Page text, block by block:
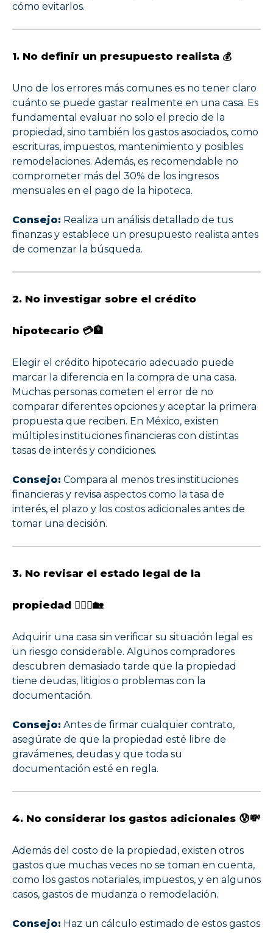
cómo evitarlos.
1. No definir un presupuesto realista 💰
Uno de los errores más comunes es no tener claro
cuánto se puede gastar realmente en una casa. Es
fundamental evaluar no solo el precio de la
propiedad, sino también los gastos asociados, como
escrituras, impuestos, mantenimiento y posibles
remodelaciones. Además, es recomendable no
comprometer más del 30% de los ingresos
mensuales en el pago de la hipoteca.
Consejo: Realiza un análisis detallado de tus
finanzas y establece un presupuesto realista antes
de comenzar la búsqueda.
2. No investigar sobre el crédito
hipotecario 💳🏦
Elegir el crédito hipotecario adecuado puede
marcar la diferencia en la compra de una casa.
Muchas personas cometen el error de no
comparar diferentes opciones y aceptar la primera
propuesta que reciben. En México, existen
múltiples instituciones financieras con distintas
tasas de interés y condiciones.
Consejo: Compara al menos tres instituciones
financieras y revisa aspectos como la tasa de
interés, el plazo y los costos adicionales antes de
tomar una decisión.
3. No revisar el estado legal de la
propiedad 👩🏻‍⚖️🏡
Adquirir una casa sin verificar su situación legal es
un riesgo considerable. Algunos compradores
descubren demasiado tarde que la propiedad
tiene deudas, litigios o problemas con la
documentación.
Consejo: Antes de firmar cualquier contrato,
asegúrate de que la propiedad esté libre de
gravámenes, deudas y que toda su
documentación esté en regla.
4. No considerar los gastos adicionales 😰💸
Además del costo de la propiedad, existen otros
gastos que muchas veces no se toman en cuenta,
como los gastos notariales, impuestos, y en algunos
casos, gastos de mudanza o remodelación.
Consejo: Haz un cálculo estimado de estos gastos